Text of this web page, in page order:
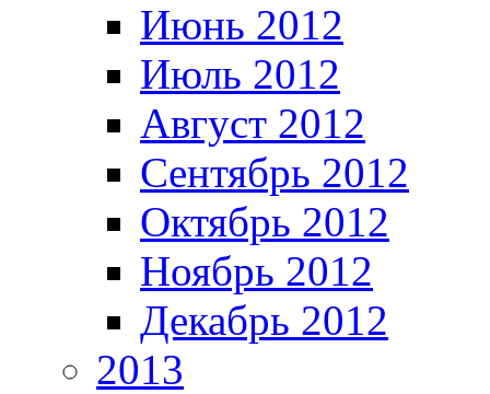
Июнь 2012
Июль 2012
Август 2012
Сентябрь 2012
Октябрь 2012
Ноябрь 2012
Декабрь 2012
2013